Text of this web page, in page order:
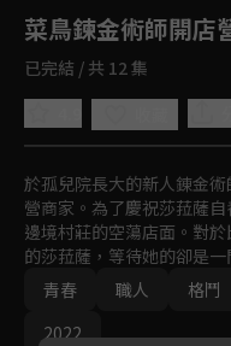
菜鳥鍊金術師開店
已完結 / 共 12 集
於孤兒院長大的新人錬金
營商家。為了慶祝莎菈薩
邊境村莊的空蕩店面。對
的莎菈薩，等待她的卻是
了收集危險的素材因此必
的魔力，並以訓練有成的
店面拓展的想法與錬金術誕
青春
職人 格鬥
2022